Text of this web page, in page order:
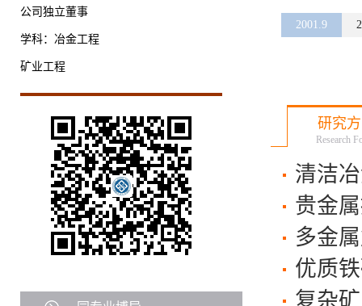
公司独立董事
学科：冶金工程
矿业工程
2001.9
研究
Research
清洁
贵金
多金
优质
复杂